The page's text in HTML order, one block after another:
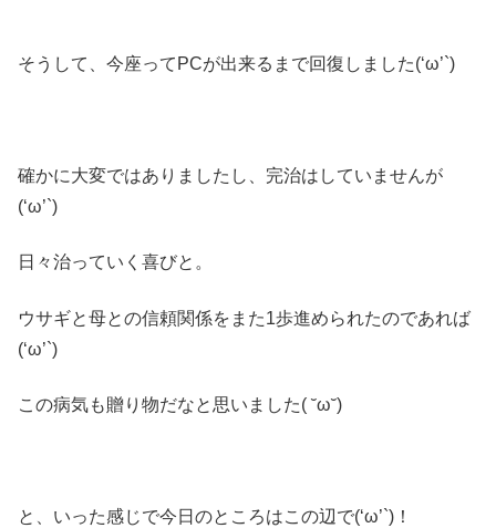
そうして、今座ってPCが出来るまで回復しました(‘ω’`)
確かに大変ではありましたし、完治はしていませんが
(‘ω’`)
日々治っていく喜びと。
ウサギと母との信頼関係をまた1歩進められたのであれば
(‘ω’`)
この病気も贈り物だなと思いました( ˘ω˘)
と、いった感じで今日のところはこの辺で(‘ω’`)！